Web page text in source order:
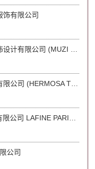
饰有限公司
展商风采 | 6.2G05 广州市慕姿服饰设计有限公司 (MUZI COUTURE)
展商风采 | 6.2G02 上海栀纱贸易有限公司 (HERMOSA TRADING)
展商风采 | 6.2D16 苏州华纱服饰有限公司 LAFINE PARIS（法国兰·斐）
公司